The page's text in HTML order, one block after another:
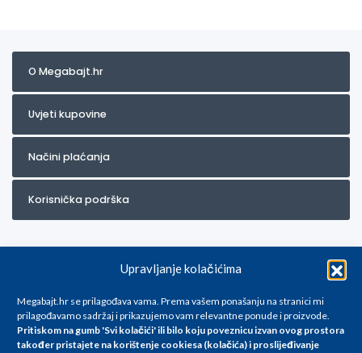
Upravljanje kolačićima
Megabajt.hr se prilagođava vama. Prema vašem ponašanju na stranici mi
prilagođavamo sadržaj i prikazujemo vam relevantne ponude i proizvode.
Pritiskom na gumb 'Svi kolačići' ili bilo koju poveznicu izvan ovog prostora
također pristajete na korištenje cookiesa (kolačića) i proslijeđivanje
O Megabajt.hr
Uvjeti kupovine
Načini plaćanja
Korisnička podrška
Za artikle kojih trenutno nema u ponudi obratite nam se na